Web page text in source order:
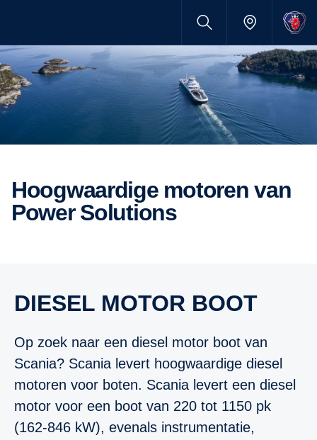
Hoogwaardige motoren van
Power Solutions
DIESEL MOTOR BOOT
Op zoek naar een diesel motor boot van
Scania? Scania levert hoogwaardige diesel
motoren voor boten. Scania levert een diesel
motor voor een boot van 220 tot 1150 pk
(162-846 kW), evenals instrumentatie,